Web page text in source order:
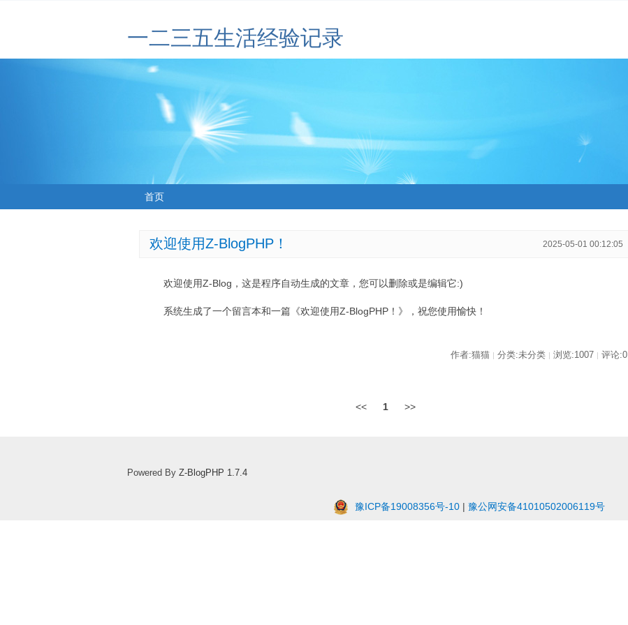
一二三五生活经验记录
首页
欢迎使用Z-BlogPHP！ 2025-05-01 00:12:05
欢迎使用Z-Blog，这是程序自动生成的文章，您可以删除或是编辑它:)
系统生成了一个留言本和一篇《欢迎使用Z-BlogPHP！》，祝您使用愉快！
作者:猫猫 | 分类:未分类 | 浏览:1007 | 评论:0
<< 1 >>
Powered By Z-BlogPHP 1.7.4
豫ICP备19008356号-10 | 豫公网安备41010502006119号